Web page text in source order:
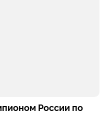
России по